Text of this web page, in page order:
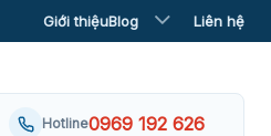
Giới thiệuBlog Liên hệ
Hotline0969 192 626